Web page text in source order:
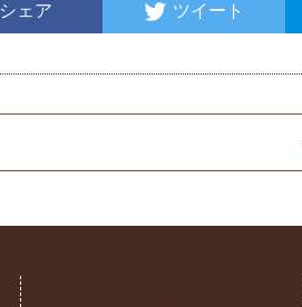
シェア ツイート